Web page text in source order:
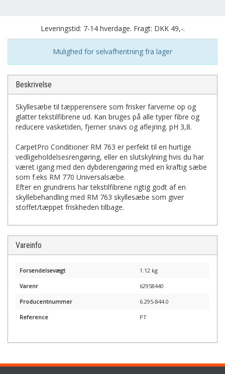
Leveringstid: 7-14 hverdage. Fragt: DKK 49,-.
Mulighed for selvafhentning fra lager
Beskrivelse
Skyllesæbe til tæpperensere som frisker farverne op og
glatter tekstilfibrene ud. Kan bruges på alle typer fibre og
reducere vasketiden, fjerner snavs og aflejring. pH 3,8.
CarpetPro Conditioner RM 763 er perfekt til en hurtige
vedligeholdelsesrengøring, eller en slutskylning hvis du har
været igang med den dybderengøring med en kraftig sæbe
som f.eks RM 770 Universalsæbe.
Efter en grundrens har tekstilfibrene rigtig godt af en
skyllebehandling med RM 763 skyllesæbe som giver
stoffet/tæppet friskheden tilbage.
Vareinfo
Forsendelsevægt 1.12 kg
Varenr 62958440
Producentnummer 6.295-844.0
Reference PT